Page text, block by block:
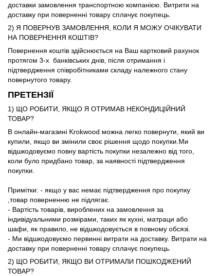
доставки замовлення транспортною компанією. Витрити на
доставку при поверненні товару сплачує покупець.
2) Я ПОВЕРНУВ ЗАМОВЛЕННЯ, КОЛИ Я МОЖУ ОЧІКУВАТИ
НА ПОВЕРНЕННЯ КОШТІВ?
Повернення коштів здійснюється на Ваш картковий рахунок
протягом 3-х банківських днів, після отримання і
підтвердження співробітниками складу належного стану
повернутого товару.
ПРЕТЕНЗІЇ
1) ЩО РОБИТИ, ЯКЩО Я ОТРИМАВ НЕКОНДИЦІЙНИЙ
ТОВАР?
В онлайн-магазині Krokwood можна легко повернути, який ви
купили, якщо ви змінили своє рішення щодо покупки.Ми
відшкодовуємо повну вартість покупки незалежно від того,
коли було придбано товар, за наявності підтвердження
покупки.
Примітки: - якщо у вас немає підтвердження про покупку
,товар поверненню не підлягає.
- Вартість товарів, вироблених на замовлення за
індивідуальними розмірами, таких як кухні, матраци або
шафи, як правило, не відшкодовується в повному обсязі.
- Ми відшкодовуємо первинні витрати на доставку. Витрати на
доставку при поверненні товару сплачує покупець.
2) ЩО РОБИТИ, ЯКЩО ВИ ОТРИМАЛИ ПОШКОДЖЕНИЙ
ТОВАР?